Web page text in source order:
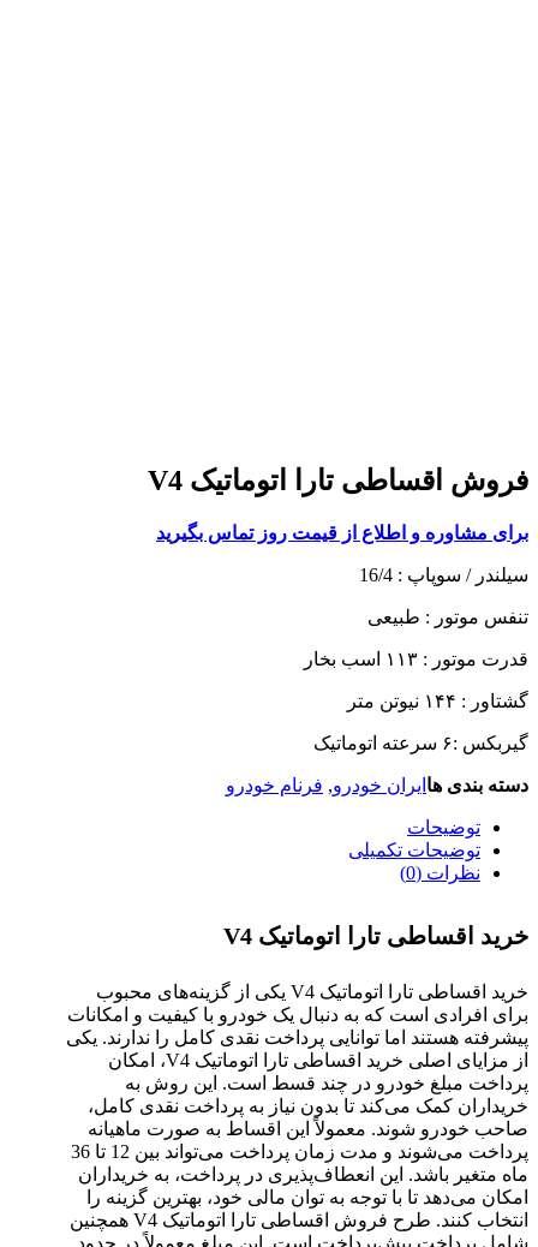
فروش اقساطی تارا اتوماتیک V4
برای مشاوره و اطلاع از قیمت روز تماس بگیرید
سیلندر / سوپاپ : 16/4
تنفس موتور : طبیعی
قدرت موتور : ۱۱۳ اسب بخار
گشتاور : ۱۴۴ نیوتن متر
گیربکس :۶ سرعته اتوماتیک
دسته بندی ها ایران خودرو, فرنام خودرو
توضیحات
توضیحات تکمیلی
نظرات (0)
خرید اقساطی تارا اتوماتیک V4
خرید اقساطی تارا اتوماتیک V4 یکی از گزینه‌های محبوب
برای افرادی است که به دنبال یک خودرو با کیفیت و امکانات
پیشرفته هستند اما توانایی پرداخت نقدی کامل را ندارند. یکی
از مزایای اصلی خرید اقساطی تارا اتوماتیک V4، امکان
پرداخت مبلغ خودرو در چند قسط است. این روش به
خریداران کمک می‌کند تا بدون نیاز به پرداخت نقدی کامل،
صاحب خودرو شوند. معمولاً این اقساط به صورت ماهیانه
پرداخت می‌شوند و مدت زمان پرداخت می‌تواند بین 12 تا 36
ماه متغیر باشد. این انعطاف‌پذیری در پرداخت، به خریداران
امکان می‌دهد تا با توجه به توان مالی خود، بهترین گزینه را
انتخاب کنند. طرح فروش اقساطی تارا اتوماتیک V4 همچنین
شامل پرداخت پیش‌پرداخت است. این مبلغ معمولاً در حدود